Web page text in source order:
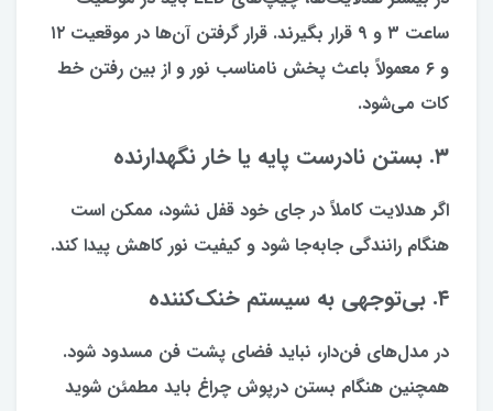
ساعت ۳ و ۹ قرار بگیرند. قرار گرفتن آن‌ها در موقعیت ۱۲
و ۶ معمولاً باعث پخش نامناسب نور و از بین رفتن خط
کات می‌شود.
۳. بستن نادرست پایه یا خار نگهدارنده
اگر هدلایت کاملاً در جای خود قفل نشود، ممکن است
هنگام رانندگی جابه‌جا شود و کیفیت نور کاهش پیدا کند.
۴. بی‌توجهی به سیستم خنک‌کننده
در مدل‌های فن‌دار، نباید فضای پشت فن مسدود شود.
همچنین هنگام بستن درپوش چراغ باید مطمئن شوید